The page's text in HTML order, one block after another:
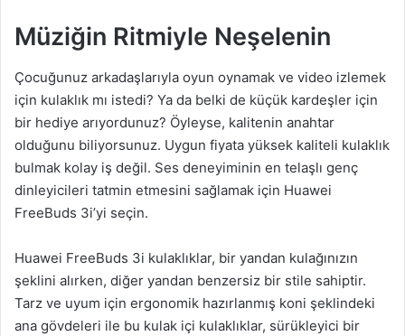
Müziğin Ritmiyle Neşelenin
Çocuğunuz arkadaşlarıyla oyun oynamak ve video izlemek
için kulaklık mı istedi? Ya da belki de küçük kardeşler için
bir hediye arıyordunuz? Öyleyse, kalitenin anahtar
olduğunu biliyorsunuz. Uygun fiyata yüksek kaliteli kulaklık
bulmak kolay iş değil. Ses deneyiminin en telaşlı genç
dinleyicileri tatmin etmesini sağlamak için Huawei
FreeBuds 3i’yi seçin.
Huawei FreeBuds 3i kulaklıklar, bir yandan kulağınızın
şeklini alırken, diğer yandan benzersiz bir stile sahiptir.
Tarz ve uyum için ergonomik hazırlanmış koni şeklindeki
ana gövdeleri ile bu kulak içi kulaklıklar, sürükleyici bir